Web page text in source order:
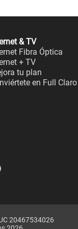
& TV
Fibra Óptica
+ TV
tu plan
en Full Claro
20467534026